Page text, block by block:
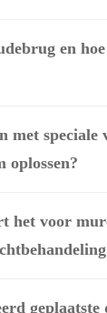
en
met speciale
oplossen?
het voor
geplaatste